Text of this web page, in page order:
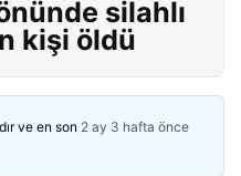
silahlı
kişi öldü
ve en son 2 ay 3 hafta önce